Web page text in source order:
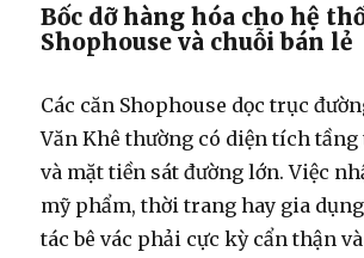
Bốc dỡ hàng hóa cho hệ
Shophouse và chuỗi bán lẻ
Các căn Shophouse dọc trục
Văn Khê thường có diện tích tầng
và mặt tiền sát đường lớn. Việc
mỹ phẩm, thời trang hay gia
tác bê vác phải cực kỳ cẩn thận